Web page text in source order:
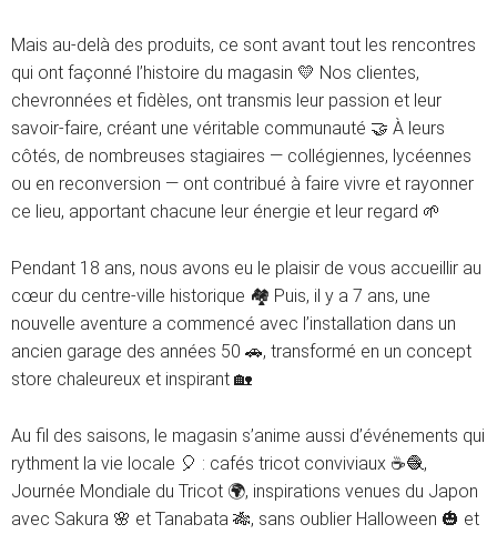
Mais au-delà des produits, ce sont avant tout les rencontres
qui ont façonné l’histoire du magasin 💛 Nos clientes,
chevronnées et fidèles, ont transmis leur passion et leur
savoir-faire, créant une véritable communauté 🤝 À leurs
côtés, de nombreuses stagiaires — collégiennes, lycéennes
ou en reconversion — ont contribué à faire vivre et rayonner
ce lieu, apportant chacune leur énergie et leur regard 🌱
Pendant 18 ans, nous avons eu le plaisir de vous accueillir au
cœur du centre-ville historique 🏘️ Puis, il y a 7 ans, une
nouvelle aventure a commencé avec l’installation dans un
ancien garage des années 50 🚗, transformé en un concept
store chaleureux et inspirant 🏡
Au fil des saisons, le magasin s’anime aussi d’événements qui
rythment la vie locale 🎈 : cafés tricot conviviaux ☕🧶,
Journée Mondiale du Tricot 🌍, inspirations venues du Japon
avec Sakura 🌸 et Tanabata 🎋, sans oublier Halloween 🎃 et